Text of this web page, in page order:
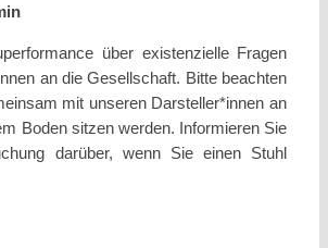
über existenzielle Fragen
an die Gesellschaft. Bitte beachten
mit unseren Darsteller*innen an
Boden sitzen werden. Informieren Sie
darüber, wenn Sie einen Stuhl